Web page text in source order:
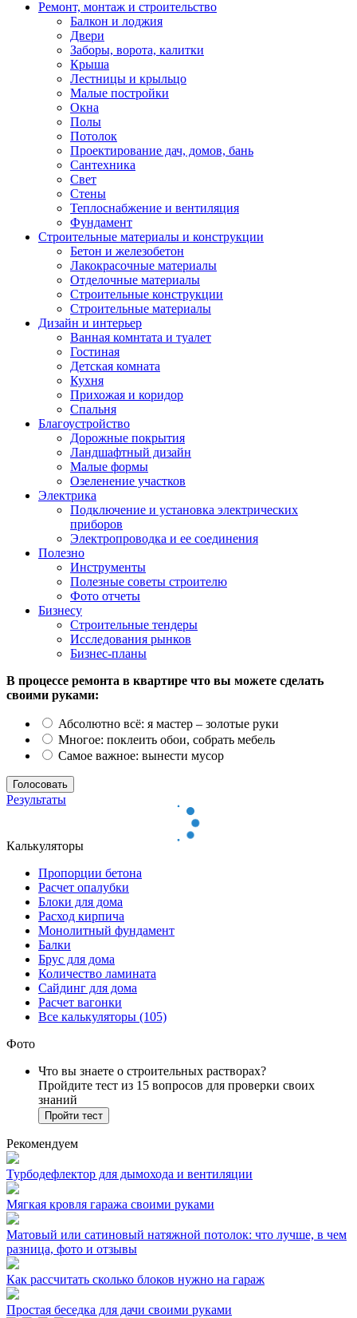
Ремонт, монтаж и строительство
Балкон и лоджия
Двери
Заборы, ворота, калитки
Крыша
Лестницы и крыльцо
Малые постройки
Окна
Полы
Потолок
Проектирование дач, домов, бань
Сантехника
Свет
Стены
Теплоснабжение и вентиляция
Фундамент
Строительные материалы и конструкции
Бетон и железобетон
Лакокрасочные материалы
Отделочные материалы
Строительные конструкции
Строительные материалы
Дизайн и интерьер
Ванная комнтата и туалет
Гостиная
Детская комната
Кухня
Прихожая и коридор
Спальня
Благоустройство
Дорожные покрытия
Ландшафтный дизайн
Малые формы
Озеленение участков
Электрика
Подключение и установка электрических
приборов
Электропроводка и ее соединения
Полезно
Инструменты
Полезные советы строителю
Фото отчеты
Бизнесу
Строительные тендеры
Исследования рынков
Бизнес-планы
В процессе ремонта в квартире что вы можете сделать
своими руками:
Абсолютно всё: я мастер – золотые руки
Многое: поклеить обои, собрать мебель
Самое важное: вынести мусор
Результаты
Калькуляторы
Пропорции бетона
Расчет опалубки
Блоки для дома
Расход кирпича
Монолитный фундамент
Балки
Брус для дома
Количество ламината
Сайдинг для дома
Расчет вагонки
Все калькуляторы (105)
Фото
Что вы знаете о строительных растворах?
Пройдите тест из 15 вопросов для проверки своих
знаний
Пройти тест
Рекомендуем
Турбодефлектор для дымохода и вентиляции
Мягкая кровля гаража своими руками
Матовый или сатиновый натяжной потолок: что лучше, в чем
разница, фото и отзывы
Как рассчитать сколько блоков нужно на гараж
Простая беседка для дачи своими руками